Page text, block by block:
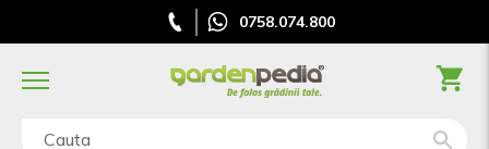
0758.074.800
Cauta